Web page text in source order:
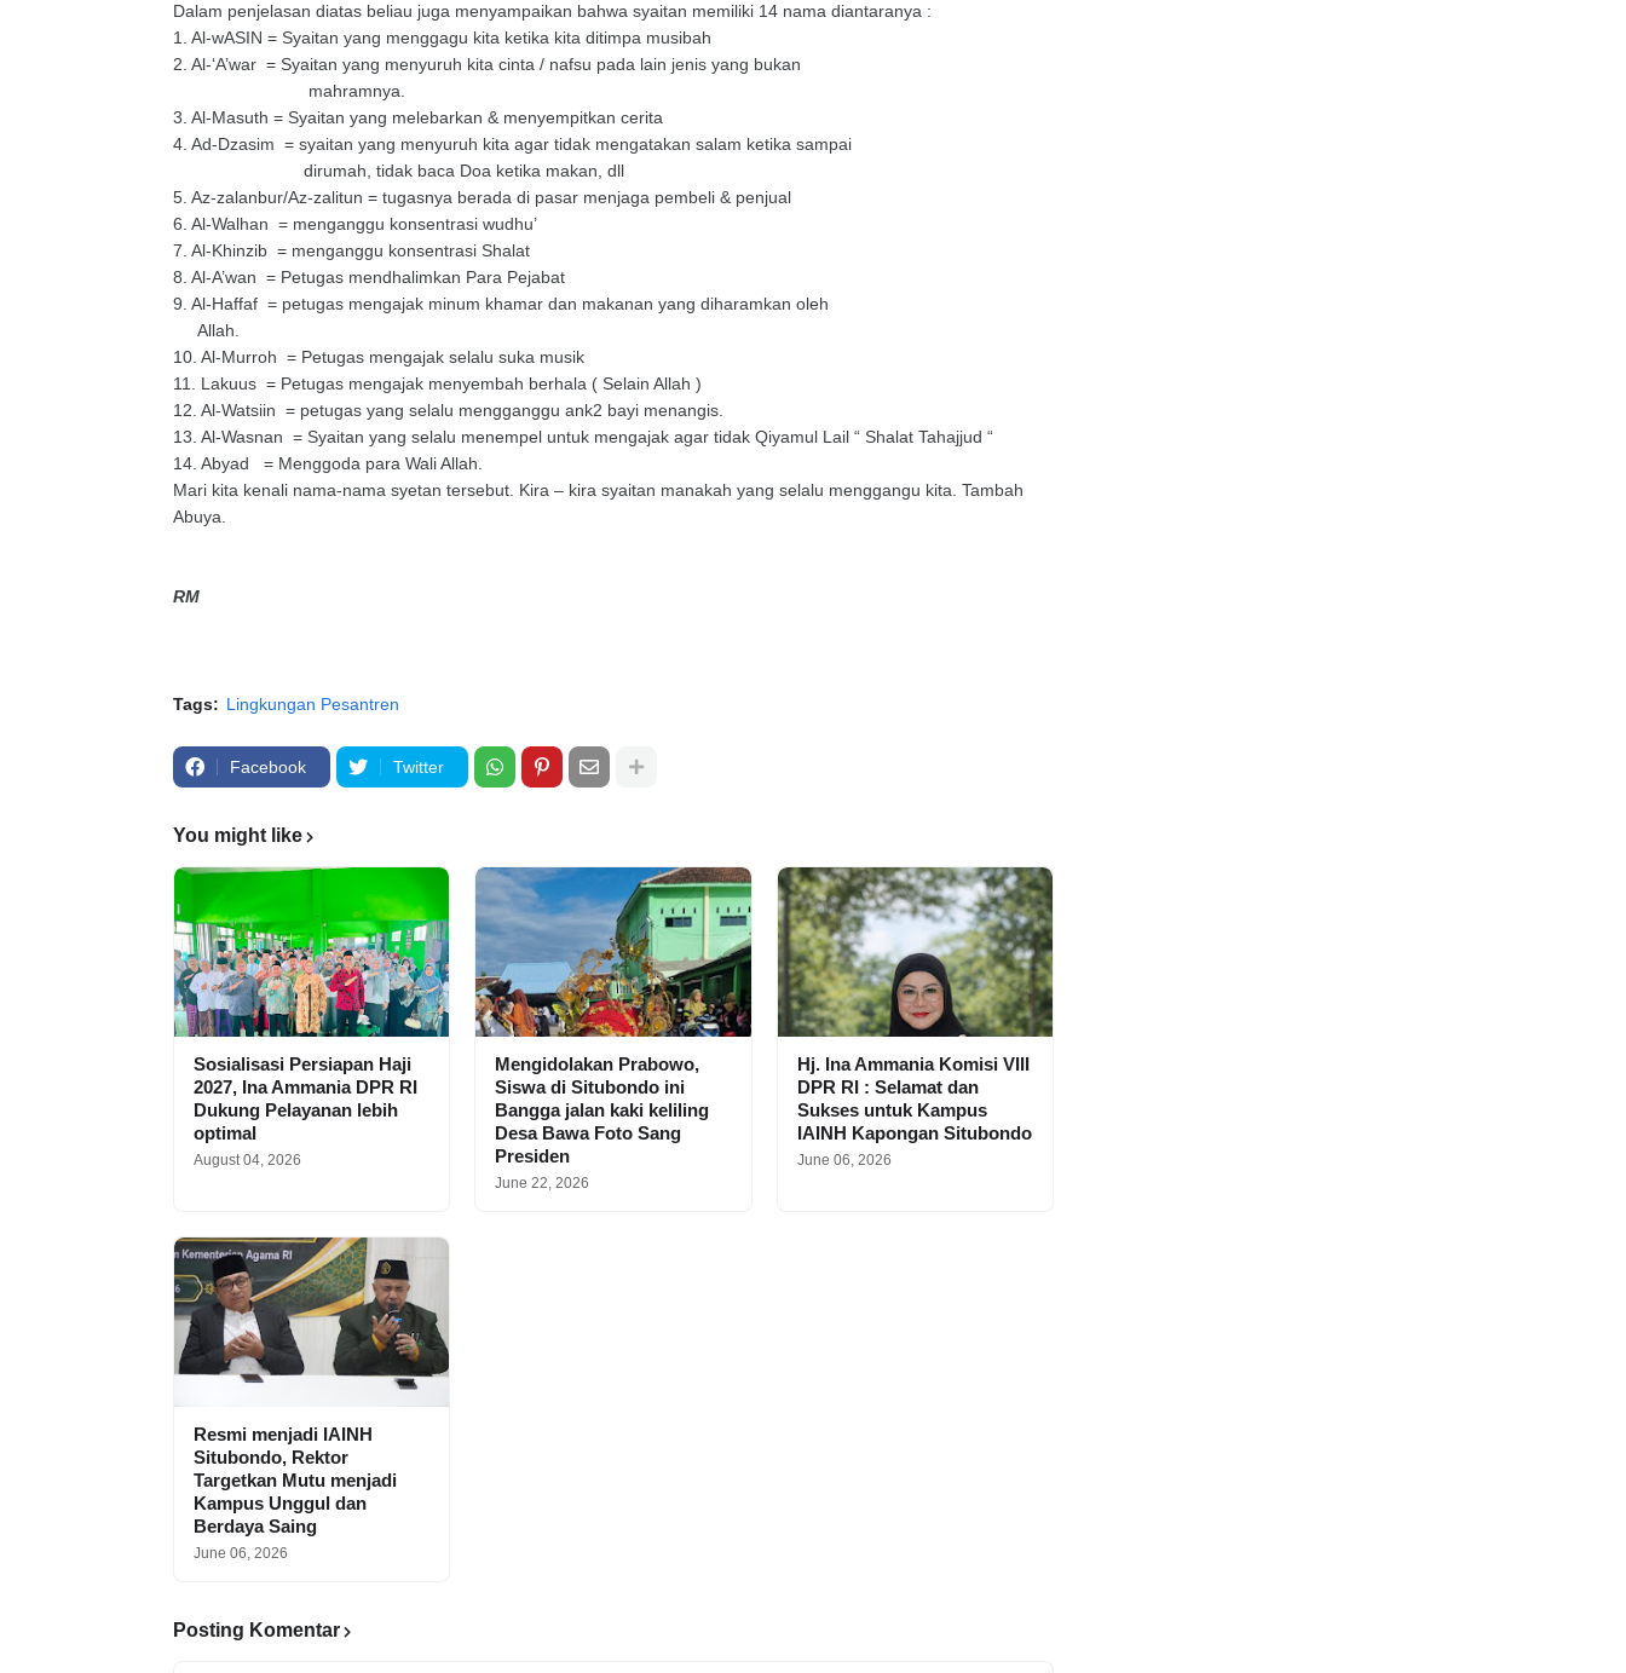
Dalam penjelasan diatas beliau juga menyampaikan bahwa syaitan memiliki 14 nama diantaranya :
1.
Al-wASIN = Syaitan yang menggagu kita ketika kita ditimpa musibah
2. Al-‘A’war = Syaitan yang menyuruh kita cinta / nafsu pada lain jenis yang bukan
mahramnya.
3. Al-Masuth = Syaitan yang melebarkan & menyempitkan cerita
4. Ad-Dzasim = syaitan yang menyuruh kita agar tidak mengatakan salam ketika sampai
dirumah, tidak baca Doa ketika makan, dll
5. Az-zalanbur/Az-zalitun = tugasnya berada di pasar menjaga pembeli & penjual
6. Al-Walhan = menganggu konsentrasi wudhu’
7. Al-Khinzib = menganggu konsentrasi Shalat
8. Al-A’wan = Petugas mendhalimkan Para Pejabat
9. Al-Haffaf = petugas mengajak minum khamar dan makanan yang diharamkan oleh
Allah.
10. Al-Murroh = Petugas mengajak selalu suka musik
11.
Lakuus = Petugas mengajak menyembah berhala ( Selain Allah )
12. Al-Watsiin = petugas yang selalu mengganggu ank2 bayi menangis.
13. Al-Wasnan = Syaitan yang selalu menempel untuk mengajak agar tidak Qiyamul Lail “ Shalat Tahajjud “
14. Abyad
= Menggoda para Wali Allah.
Mari kita kenali nama-nama syetan tersebut. Kira – kira syaitan manakah yang selalu menggangu kita. Tambah
Abuya.
RM
Tags: Lingkungan Pesantren
Facebook Twitter
You might like
Sosialisasi Persiapan Haji
2027, Ina Ammania DPR RI
Dukung Pelayanan lebih
optimal
August 04, 2026
Mengidolakan Prabowo,
Siswa di Situbondo ini
Bangga jalan kaki keliling
Desa Bawa Foto Sang
Presiden
June 22, 2026
Hj. Ina Ammania Komisi VIII
DPR RI : Selamat dan
Sukses untuk Kampus
IAINH Kapongan Situbondo
June 06, 2026
Resmi menjadi IAINH
Situbondo, Rektor
Targetkan Mutu menjadi
Kampus Unggul dan
Berdaya Saing
June 06, 2026
Posting Komentar